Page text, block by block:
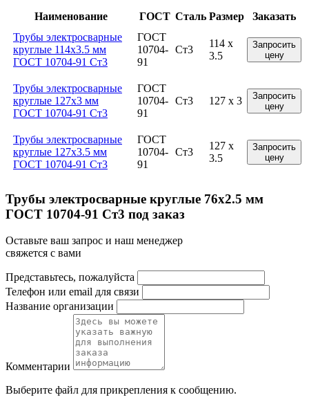
Наименование ГОСТ Сталь Размер
Заказать
Трубы электросварные
круглые 114x3.5 мм
ГОСТ 10704-91 Ст3
ГОСТ
10704-
91
Ст3
114 x
3.5
Запросить
цену
Трубы электросварные
круглые 127x3 мм
ГОСТ 10704-91 Ст3
ГОСТ
10704-
91
Ст3 127 x 3
Запросить
цену
Трубы электросварные
круглые 127x3.5 мм
ГОСТ 10704-91 Ст3
ГОСТ
10704-
91
Ст3
127 x
3.5
Запросить
цену
Трубы электросварные круглые 76x2.5 мм
ГОСТ 10704-91 Ст3 под заказ
Оставьте ваш запрос и наш менеджер
свяжется с вами
Представьтесь, пожалуйста
Телефон или email для связи
Название организации
Комментарии
Выберите файл для прикрепления к сообщению.